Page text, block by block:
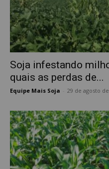
Soja infestando
quais as perdas de...
Equipe Mais Soja 29 de agosto